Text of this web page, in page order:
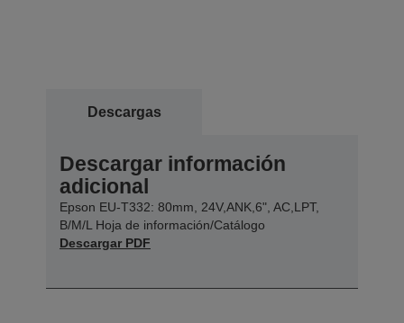
Descargas
Descargar información
adicional
Epson EU-T332: 80mm, 24V,ANK,6", AC,LPT,
B/M/L Hoja de información/Catálogo
Descargar PDF